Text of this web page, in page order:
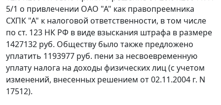
5/1 о привлечении ОАО "А" как правопреемника
СХПК "А" к налоговой ответственности, в том числе
по ст. 123 НК РФ в виде взыскания штрафа в размере
1427132 руб. Обществу было также предложено
уплатить 1193977 руб. пени за несвоевременную
уплату налога на доходы физических лиц (с учетом
изменений, внесенных решением от 02.11.2004 г. N
17512).